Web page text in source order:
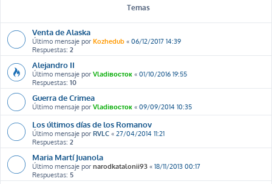
Temas
Venta de Alaska
Último mensaje por Kozhedub « 06/12/2017 14:39
Respuestas: 2
Alejandro II
Último mensaje por Vladiвосток « 01/10/2016 19:55
Respuestas: 10
Guerra de Crimea
Último mensaje por Vladiвосток « 09/09/2014 10:35
Los últimos días de los Romanov
Último mensaje por RVLC « 27/04/2014 11:21
Respuestas: 2
Maria Martí Juanola
Último mensaje por narodkatalonii93 « 18/11/2013 00:17
Respuestas: 5